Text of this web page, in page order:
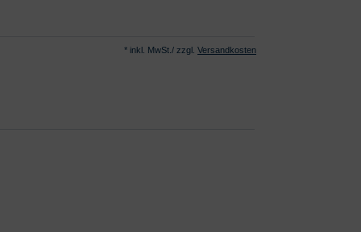
* inkl. MwSt./ zzgl. Versandkosten